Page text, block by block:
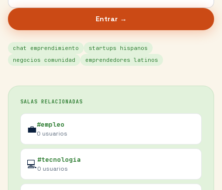
Entrar →
chat emprendimiento
startups hispanos
negocios comunidad
emprendedores latinos
SALAS RELACIONADAS
💼#empleo
0 usuarios
💻#tecnologia
0 usuarios